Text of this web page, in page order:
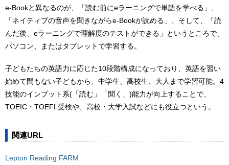
e-Bookと異なるのが、「読む前にeラーニングで単語を学べる」、
「ネイティブの音声を聞きながらe‐Bookが読める」、そして、「読
んだ後、eラーニングで理解度のテストができる」というところで、
パソコン、またはタブレットで学習する。
子どもたちの英語力に応じた10段階構成になっており、英語を習い
始めて間もない子どもから、中学生、高校生、大人まで学習可能。4
技能のインプット系(「読む」「聞く」)能力が向上することで、
TOEIC・TOEFL受検や、高校・大学入試などにも役立つという。
関連URL
Lepton Reading FARM